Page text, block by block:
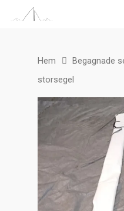
Hem Begagnade
storsegel